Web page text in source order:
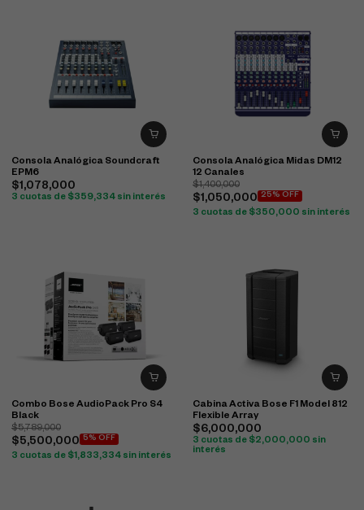
Consola Analógica Soundcraft
EPM6
$1,078,000
3 cuotas de $359,334 sin interés
Consola Analógica Midas DM12
12 Canales
$1,400,000
$1,050,000 25% OFF
3 cuotas de $350,000 sin interés
Combo Bose AudioPack Pro S4
Black
$5,789,000
$5,500,000 5% OFF
3 cuotas de $1,833,334 sin interés
Cabina Activa Bose F1 Model 812
Flexible Array
$6,000,000
3 cuotas de $2,000,000 sin
interés